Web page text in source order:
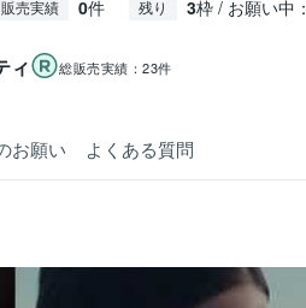
販売実績 0件 残り 3枠 / お願い中：
ィ 総販売実績：23件
お願い よくある質問